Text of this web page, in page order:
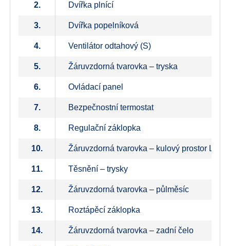
2. Dvířka plnící
3. Dvířka popelníková
4. Ventilátor odtahový (S)
5. Žáruvzdorná tvarovka – tryska
6. Ovládací panel
7. Bezpečnostní termostat
8. Regulační záklopka
10. Žáruvzdorná tvarovka – kulový prostor L+ P
11. Těsnění – trysky
12. Žáruvzdorná tvarovka – půlměsíc
13. Roztápěcí záklopka
14. Žáruvzdorná tvarovka – zadní čelo